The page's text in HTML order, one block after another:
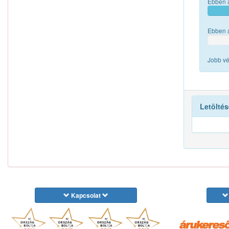
Ebben
Jobb
Kapcsolat